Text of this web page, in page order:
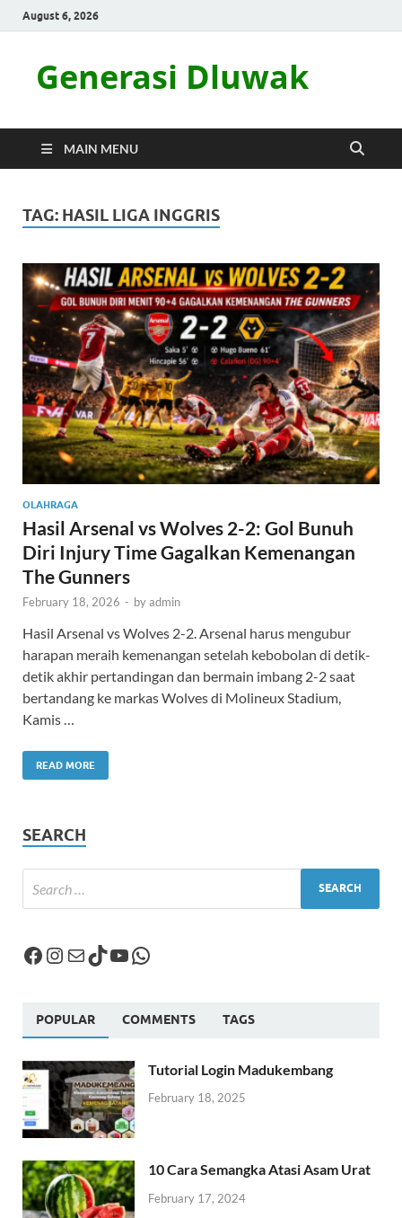
August 6, 2026
Generasi Dluwak
MAIN MENU
TAG: HASIL LIGA INGGRIS
OLAHRAGA
Hasil Arsenal vs Wolves 2-2: Gol Bunuh
Diri Injury Time Gagalkan Kemenangan
The Gunners
February 18, 2026 - byadmin
Hasil Arsenal vs Wolves 2-2. Arsenal harus mengubur
harapan meraih kemenangan setelah kebobolan di detik-
detik akhir pertandingan dan bermain imbang 2-2 saat
bertandang ke markas Wolves di Molineux Stadium,
Kamis …
READ MORE
SEARCH
POPULAR COMMENTS TAGS
Tutorial Login Madukembang
February 18, 2025
10 Cara Semangka Atasi Asam Urat
February 17, 2024